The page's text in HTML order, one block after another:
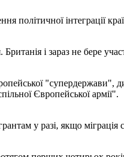
політичної інтеграції
і зараз не бере
Європейської армії".
у разі, якщо